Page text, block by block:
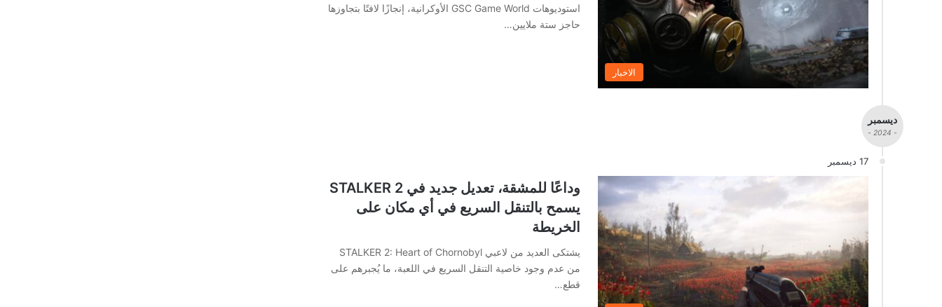
الاخبار
استوديوهات GSC Game World الأوكرانية، إنجازًا لافتًا بتجاوزها
حاجز ستة ملايين…
ديسمبر
- 2024 -
17 ديسمبر
وداعًا للمشقة، تعديل جديد في STALKER 2
يسمح بالتنقل السريع في أي مكان على
الخريطة
يشتكى العديد من لاعبي STALKER 2: Heart of Chornobyl
من عدم وجود خاصية التنقل السريع في اللعبة، ما يُجبرهم على
قطع…